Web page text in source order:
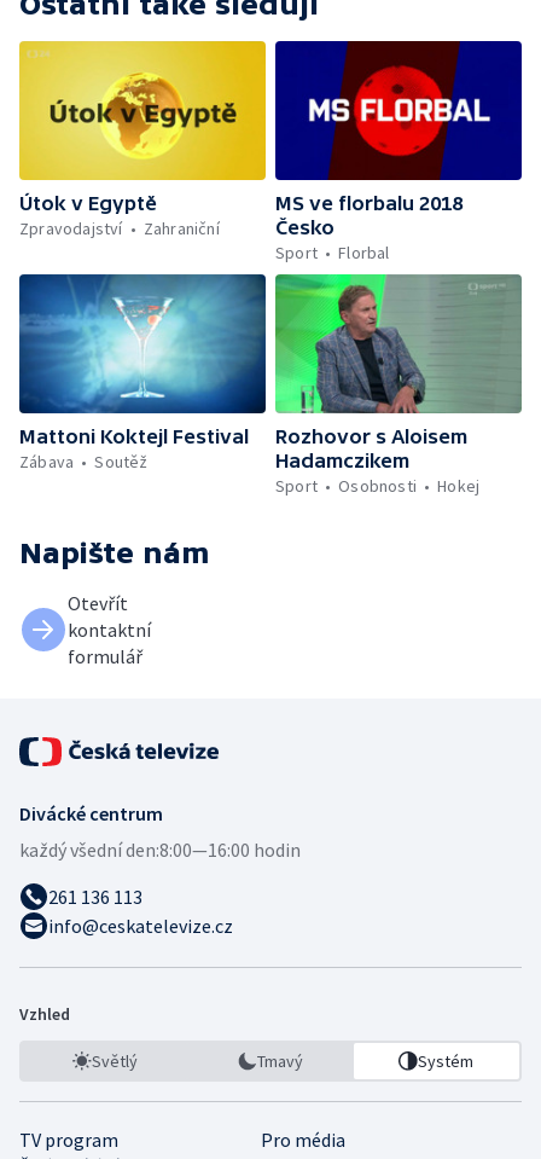
Útok v Egyptě
Zpravodajství
Zahraniční
MS ve florbalu 2018
Česko
Sport
Florbal
Mattoni Koktejl Festival
Zábava
Soutěž
Rozhovor s Aloisem
Hadamczikem
Sport
Osobnosti Hokej
Napište nám
Otevřít
kontaktní
formulář
Divácké centrum
každý všední den:8:00—16:00 hodin
261 136 113
info@ceskatelevize.cz
Vzhled
Světlý Tmavý Systém
TV program
Pro média